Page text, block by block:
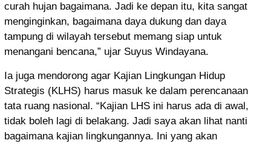
curah hujan bagaimana. Jadi ke depan itu, kita sangat
menginginkan, bagaimana daya dukung dan daya
tampung di wilayah tersebut memang siap untuk
menangani bencana,” ujar Suyus Windayana.
Ia juga mendorong agar Kajian Lingkungan Hidup
Strategis (KLHS) harus masuk ke dalam perencanaan
tata ruang nasional. “Kajian LHS ini harus ada di awal,
tidak boleh lagi di belakang. Jadi saya akan lihat nanti
bagaimana kajian lingkungannya. Ini yang akan